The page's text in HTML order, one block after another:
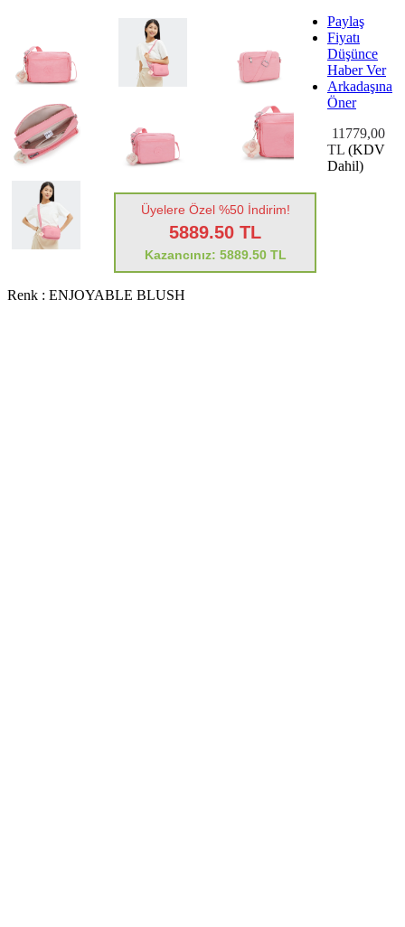
Paylaş
Fiyatı
Düşünce
Haber Ver
Arkadaşına
Öner
11779,00
TL (KDV
Dahil)
Üyelere Özel %50 İndirim!
5889.50 TL
Kazancınız: 5889.50 TL
Renk : ENJOYABLE BLUSH